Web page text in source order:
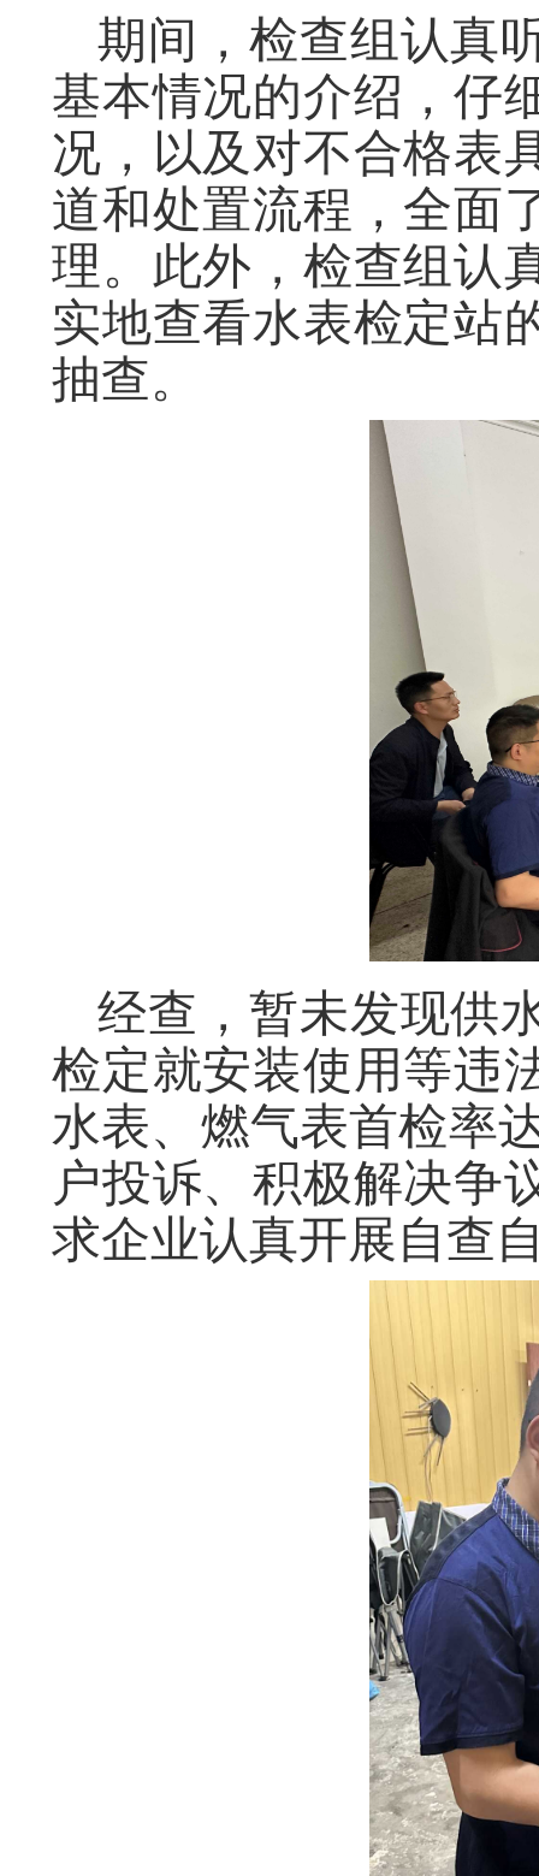
期间，检查组认真
基本情况的介绍，仔
况，以及对不合格表
道和处置流程，全面
理。此外，检查组认
实地查看水表检定站
抽查。
经查，暂未发现供
检定就安装使用等违
水表、燃气表首检率
户投诉、积极解决争
求企业认真开展自查